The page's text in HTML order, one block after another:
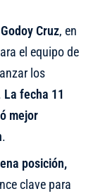
Cruz, en
el equipo de
los
La fecha 11
mejor
.
posición,
clave para